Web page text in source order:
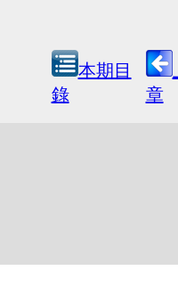
本期目
錄
章